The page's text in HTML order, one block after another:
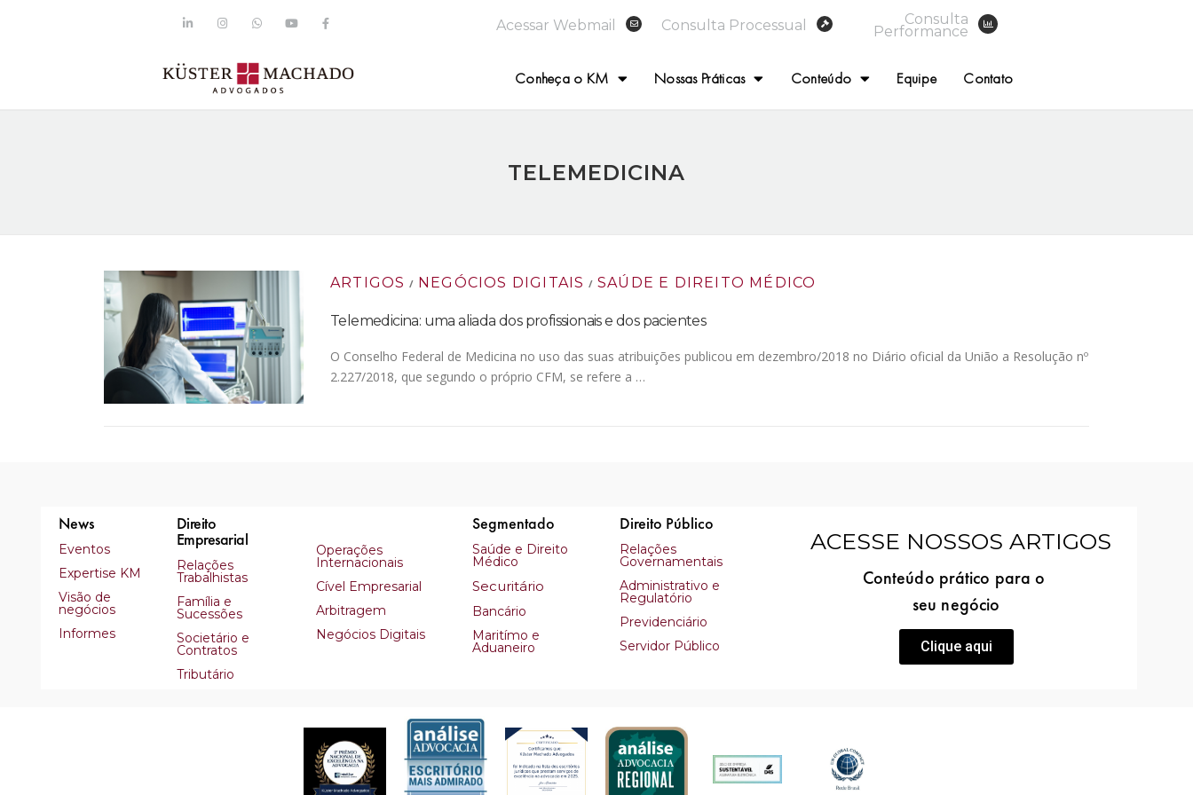
Acessar Webmail Consulta Processual Consulta
Performance
Conheça o KM Nossas Práticas Conteúdo Equipe Contato
TELEMEDICINA
ARTIGOS / NEGÓCIOS DIGITAIS /SAÚDE E DIREITO MÉDICO
Telemedicina: uma aliada dos profissionais e dos pacientes
O Conselho Federal de Medicina no uso das suas atribuições publicou em dezembro/2018 no Diário oficial da União a Resolução nº
2.227/2018, que segundo o próprio CFM, se refere a …
News
Eventos
Expertise KM
Visão de
negócios
Informes
Direito
Empresarial
Relações
Trabalhistas
Família e
Sucessões
Societário e
Contratos
Tributário
Operações
Internacionais
Cível Empresarial
Arbitragem
Negócios Digitais
Segmentado
Saúde e Direito
Médico
Securitário
Bancário
Maritímo e
Aduaneiro
Direito Público
Relações
Governamentais
Administrativo e
Regulatório
Previdenciário
Servidor Público
ACESSE NOSSOS ARTIGOS
Conteúdo prático para o
seu negócio
Clique aqui